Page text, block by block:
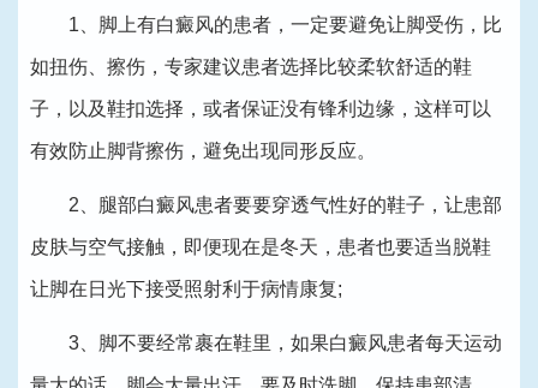
1、脚上有白癜风的患者，一定要避免让脚受伤，比
如扭伤、擦伤，专家建议患者选择比较柔软舒适的鞋
子，以及鞋扣选择，或者保证没有锋利边缘，这样可以
有效防止脚背擦伤，避免出现同形反应。
2、腿部白癜风患者要要穿透气性好的鞋子，让患部
皮肤与空气接触，即便现在是冬天，患者也要适当脱鞋
让脚在日光下接受照射利于病情康复;
3、脚不要经常裹在鞋里，如果白癜风患者每天运动